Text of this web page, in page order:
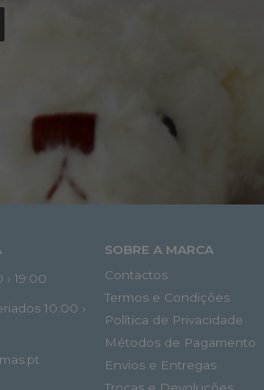
19:00
10:00 ›
SOBRE A MARCA
Contactos
Termos e Condições
Política de Privacidade
Métodos de Pagamento
Envios e Entregas